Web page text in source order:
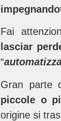
Fai
lasciar
“
Gran parte
piccole o
origine si